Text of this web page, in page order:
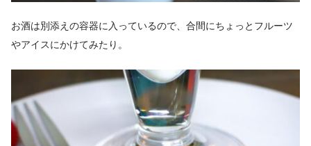
お酒は別添えの容器に入っているので、合間にちょっとフルーツ
やアイスにかけてみたり。